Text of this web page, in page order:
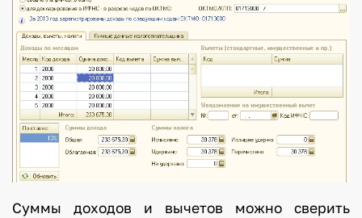
Суммы доходов и вычетов можно сверить